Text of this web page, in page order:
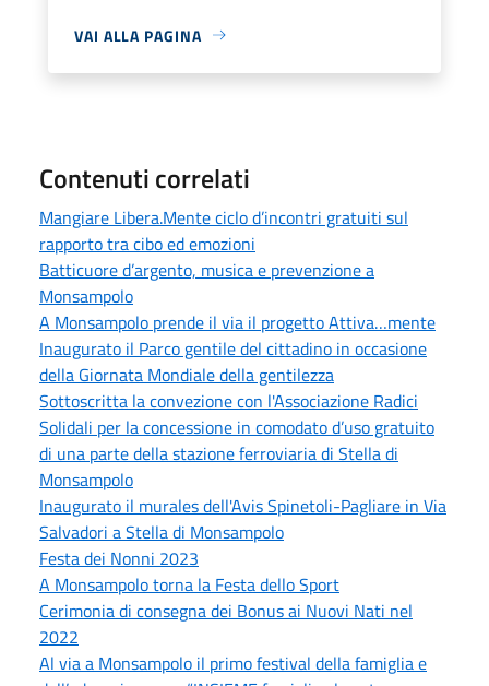
VAI ALLA PAGINA
Contenuti correlati
Mangiare Libera.Mente ciclo d’incontri gratuiti sul
rapporto tra cibo ed emozioni
Batticuore d’argento, musica e prevenzione a
Monsampolo
A Monsampolo prende il via il progetto Attiva…mente
Inaugurato il Parco gentile del cittadino in occasione
della Giornata Mondiale della gentilezza
Sottoscritta la convezione con l'Associazione Radici
Solidali per la concessione in comodato d’uso gratuito
di una parte della stazione ferroviaria di Stella di
Monsampolo
Inaugurato il murales dell'Avis Spinetoli-Pagliare in Via
Salvadori a Stella di Monsampolo
Festa dei Nonni 2023
A Monsampolo torna la Festa dello Sport
Cerimonia di consegna dei Bonus ai Nuovi Nati nel
2022
Al via a Monsampolo il primo festival della famiglia e